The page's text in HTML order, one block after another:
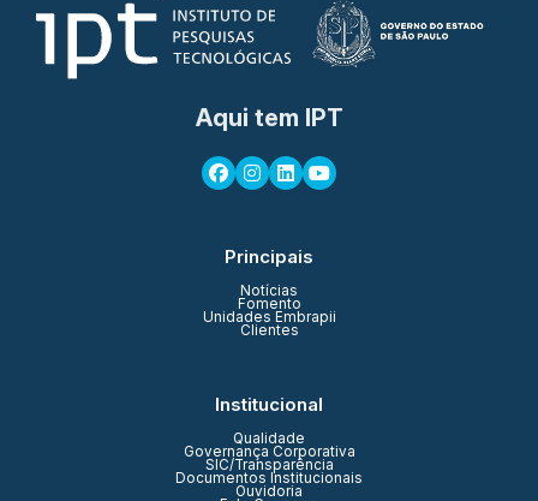
Aqui tem IPT
Principais
Notícias
Fomento
Unidades Embrapii
Clientes
Institucional
Qualidade
Governança Corporativa
SIC/Transparência
Documentos Institucionais
Ouvidoria